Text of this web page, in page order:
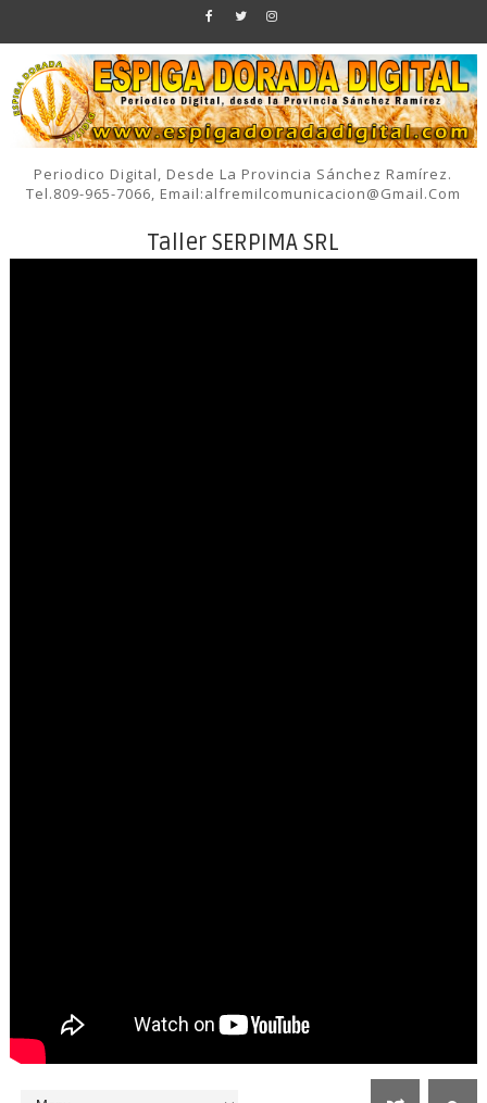
Periodico Digital, Desde La Provincia Sánchez Ramírez.
Tel.809-965-7066, Email:alfremilcomunicacion@gmail.com
Taller SERPIMA SRL